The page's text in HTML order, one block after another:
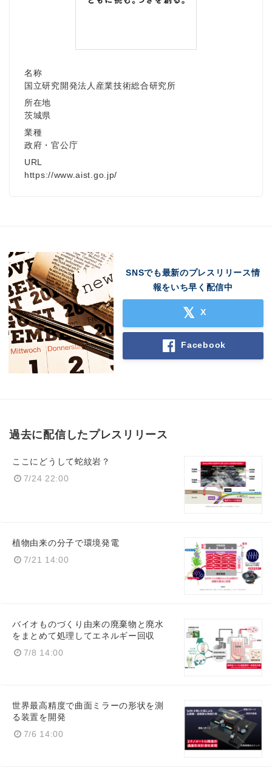
名称
国立研究開発法人産業技術総合研究所
所在地
茨城県
業種
政府・官公庁
URL
https://www.aist.go.jp/
SNSでも最新のプレスリリース情
報をいち早く配信中
X
Facebook
過去に配信したプレスリリース
ここにどうして蛇紋岩？
7/24 22:00
植物由来の分子で環境発電
7/21 14:00
バイオものづくり由来の廃棄物と廃水
をまとめて処理してエネルギー回収
7/8 14:00
世界最高精度で曲面ミラーの形状を測
る装置を開発
7/6 14:00